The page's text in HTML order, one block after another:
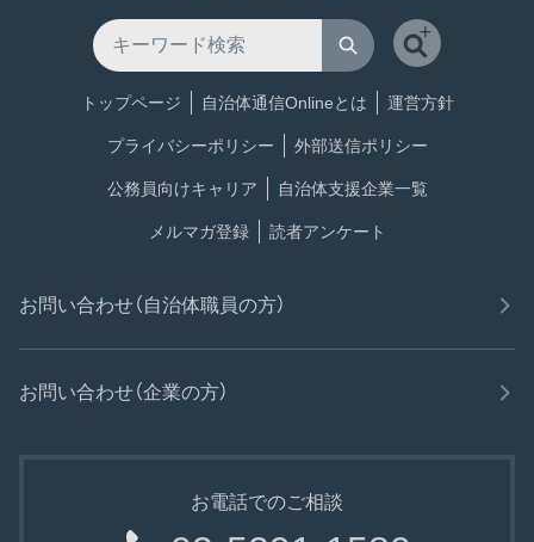
トップページ 自治体通信Onlineとは 運営方針
プライバシーポリシー 外部送信ポリシー
公務員向けキャリア 自治体支援企業一覧
メルマガ登録 読者アンケート
お問い合わせ（自治体職員の方）
お問い合わせ（企業の方）
お電話でのご相談